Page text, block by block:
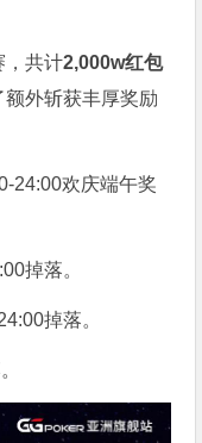
，共计2,000w红包
外斩获丰厚奖励
24:00欢庆端午奖
掉落。
掉落。